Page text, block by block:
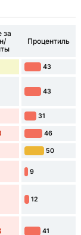
за
Процентиль
43
43
31
46
50
9
12
41